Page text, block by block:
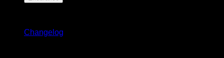
Changelog